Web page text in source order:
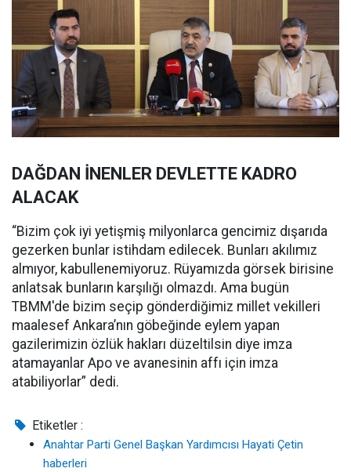
DAĞDAN İNENLER DEVLETTE KADRO
ALACAK
“Bizim çok iyi yetişmiş milyonlarca gencimiz dışarıda
gezerken bunlar istihdam edilecek. Bunları akılımız
almıyor, kabullenemiyoruz. Rüyamızda görsek birisine
anlatsak bunların karşılığı olmazdı. Ama bugün
TBMM'de bizim seçip gönderdiğimiz millet vekilleri
maalesef Ankara’nın göbeğinde eylem yapan
gazilerimizin özlük hakları düzeltilsin diye imza
atamayanlar Apo ve avanesinin affı için imza
atabiliyorlar” dedi.
Etiketler :
Anahtar Parti Genel Başkan Yardımcısı Hayati Çetin
haberleri